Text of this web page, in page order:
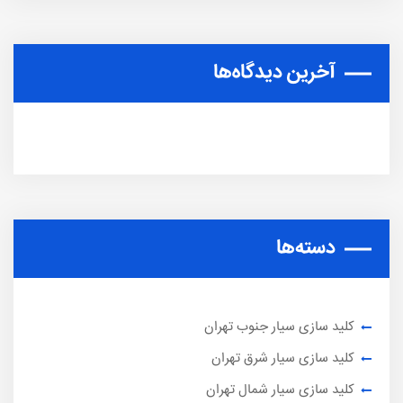
آخرین دیدگاه‌ها
دسته‌ها
کلید سازی سیار جنوب تهران
کلید سازی سیار شرق تهران
کلید سازی سیار شمال تهران